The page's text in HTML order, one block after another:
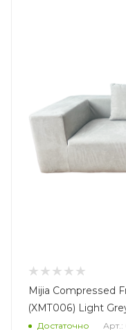
Mijia Compressed
(XMT006) Light
Достаточно Арт.: